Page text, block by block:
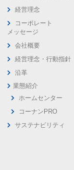
経営理念
コーポレート
メッセージ
会社概要
経営理念・行動指針
沿革
業態紹介
ホームセンター
コーナンPRO
サステナビリティ